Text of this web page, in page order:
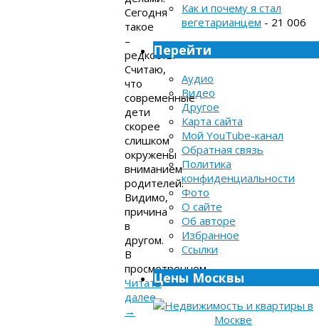
Сегодня
такое
–
редкость.
Считаю,
что
современные
дети
скорее
слишком
окружены
вниманием
родителей.
Видимо,
причина
в
другом.
В
просмотренном…
Читать
далее
→
Как и почему я стал
вегетарианцем - 21 006
Перейти
Аудио
Видео
Другое
Карта сайта
Мой YouTube-канал
Обратная связь
Политика
конфиденциальности
Фото
О сайте
Об авторе
Избранное
Ссылки
Цены Москвы